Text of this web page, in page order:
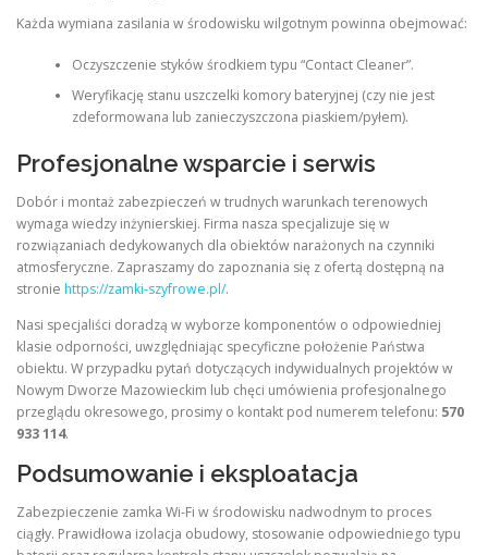
Każda wymiana zasilania w środowisku wilgotnym powinna obejmować:
Oczyszczenie styków środkiem typu “Contact Cleaner”.
Weryfikację stanu uszczelki komory bateryjnej (czy nie jest
zdeformowana lub zanieczyszczona piaskiem/pyłem).
Profesjonalne wsparcie i serwis
Dobór i montaż zabezpieczeń w trudnych warunkach terenowych
wymaga wiedzy inżynierskiej. Firma nasza specjalizuje się w
rozwiązaniach dedykowanych dla obiektów narażonych na czynniki
atmosferyczne. Zapraszamy do zapoznania się z ofertą dostępną na
stronie https://zamki-szyfrowe.pl/.
Nasi specjaliści doradzą w wyborze komponentów o odpowiedniej
klasie odporności, uwzględniając specyficzne położenie Państwa
obiektu. W przypadku pytań dotyczących indywidualnych projektów w
Nowym Dworze Mazowieckim lub chęci umówienia profesjonalnego
przeglądu okresowego, prosimy o kontakt pod numerem telefonu: 570
933 114.
Podsumowanie i eksploatacja
Zabezpieczenie zamka Wi-Fi w środowisku nadwodnym to proces
ciągły. Prawidłowa izolacja obudowy, stosowanie odpowiedniego typu